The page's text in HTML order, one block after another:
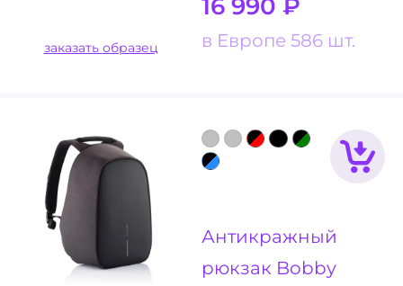
16 990 ₽
в Европе 586 шт.
заказать образец
Антикражный
рюкзак Bobby